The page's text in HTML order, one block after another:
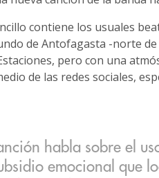
contiene los usuales
de Antofagasta -norte
pero con una
de las redes sociales,
habla sobre el
emocional que